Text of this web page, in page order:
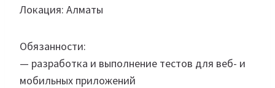
Локация: Алматы
Обязанности:
— разработка и выполнение тестов для веб- и
мобильных приложений